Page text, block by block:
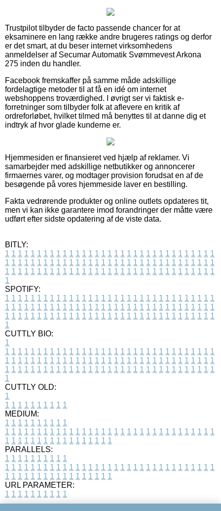
Trustpilot tilbyder de facto passende chancer for at
eksaminere en lang række andre brugeres ratings og derfor
er det smart, at du beser internet virksomhedens
anmeldelser af Secumar Automatik Svømmevest Arkona
275 inden du handler.
Facebook fremskaffer på samme måde adskillige
fordelagtige metoder til at få en idé om internet
webshoppens troværdighed. I øvrigt ser vi faktisk e-
forretninger som tilbyder folk at aflevere en kritik af
ordreforløbet, hvilket tilmed må benyttes til at danne dig et
indtryk af hvor glade kunderne er.
Hjemmesiden er finansieret ved hjælp af reklamer. Vi
samarbejder med adskillige netbutikker og annoncerer
firmaernes varer, og modtager provision forudsat en af de
besøgende på vores hjemmeside laver en bestilling.
Fakta vedrørende produkter og online outlets opdateres tit,
men vi kan ikke garantere imod forandringer der måtte være
udført efter sidste opdatering af de viste data.
BITLY:
1 1 1 1 1 1 1 1 1 1 1 1 1 1 1 1 1 1 1 1 1 1 1 1 1 1 1 1 1 1 1 1 1
1 1 1 1 1 1 1 1 1 1 1 1 1 1 1 1 1 1 1 1 1 1 1 1 1 1 1 1 1 1 1 1 1
1 1 1 1 1 1 1 1 1 1 1 1 1 1 1 1 1 1 1 1 1 1 1 1 1 1 1 1 1 1 1 1 1
1
SPOTIFY:
1 1 1 1 1 1 1 1 1 1 1 1 1 1 1 1 1 1 1 1 1 1 1 1 1 1 1 1 1 1 1 1 1
1 1 1 1 1 1 1 1 1 1 1 1 1 1 1 1 1 1 1 1 1 1 1 1 1 1 1 1 1 1 1 1 1
1 1 1 1 1 1 1 1 1 1 1 1 1 1 1 1 1 1 1 1 1 1 1 1 1 1 1 1 1 1 1 1 1
1
CUTTLY BIO:
1
1 1 1 1 1 1 1 1 1 1 1 1 1 1 1 1 1 1 1 1 1 1 1 1 1 1 1 1 1 1 1 1 1
1 1 1 1 1 1 1 1 1 1 1 1 1 1 1 1 1 1 1 1 1 1 1 1 1 1 1 1 1 1 1 1 1
1 1 1 1 1 1 1 1 1 1 1 1 1 1 1 1 1 1 1 1 1 1 1 1 1 1 1 1 1 1 1 1 1
1
CUTTLY OLD:
1
1 1 1 1 1 1 1 1 1 1
MEDIUM:
1 1 1 1 1 1 1 1 1 1
1 1 1 1 1 1 1 1 1 1 1 1 1 1 1 1 1 1 1 1 1 1 1 1 1 1 1 1 1 1 1 1 1
1 1 1 1 1 1 1 1 1 1 1 1 1 1 1 1 1
PARALLELS:
1 1 1 1 1 1 1 1 1 1
1 1 1 1 1 1 1 1 1 1 1 1 1 1 1 1 1 1 1 1 1 1 1 1 1 1 1 1 1 1 1 1 1
1 1 1 1 1 1 1 1 1 1 1 1 1 1 1 1 1
URL PARAMETER:
1 1 1 1 1 1 1 1 1 1